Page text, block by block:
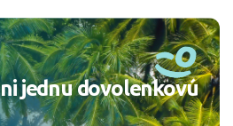
jednu dovolenkovú